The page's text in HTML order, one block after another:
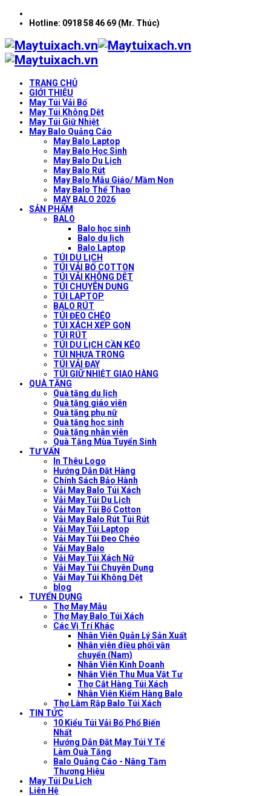
Hotline: 0918 58 46 69 (Mr. Thúc)
TRANG CHỦ
GIỚI THIỆU
May Túi Vải Bố
May Túi Không Dệt
May Túi Giữ Nhiệt
May Balo Quảng Cáo
May Balo Laptop
May Balo Học Sinh
May Balo Du Lịch
May Balo Rút
May Balo Mẫu Giáo/ Mầm Non
May Balo Thể Thao
MAY BALO 2026
SẢN PHẨM
BALO
Balo học sinh
Balo du lịch
Balo Laptop
TÚI DU LỊCH
TÚI VẢI BỐ COTTON
TÚI VẢI KHÔNG DỆT
TÚI CHUYÊN DỤNG
TÚI LAPTOP
BALO RÚT
TÚI ĐEO CHÉO
TÚI XÁCH XẾP GỌN
TÚI RÚT
TÚI DU LỊCH CẦN KÉO
TÚI NHỰA TRONG
TÚI VẢI ĐAY
TÚI GIỮ NHIỆT GIAO HÀNG
QUÀ TẶNG
Quà tặng du lịch
Quà tặng giáo viên
Quà tặng phụ nữ
Quà tặng học sinh
Quà tặng nhân viên
Quà Tặng Mùa Tuyển Sinh
TƯ VẤN
In Thêu Logo
Hướng Dẫn Đặt Hàng
Chính Sách Bảo Hành
Vải May Balo Túi Xách
Vải May Túi Du Lịch
Vải May Túi Bố Cotton
Vải May Balo Rút Túi Rút
Vải May Túi Laptop
Vải May Túi Đeo Chéo
Vải May Balo
Vải May Túi Xách Nữ
Vải May Túi Chuyên Dụng
Vải May Túi Không Dệt
blog
TUYỂN DỤNG
Thợ May Mẫu
Thợ May Balo Túi Xách
Các Vị Trí Khác
Nhân Viên Quản Lý Sản Xuất
Nhân viên điều phối vận
chuyển (Nam)
Nhân Viên Kinh Doanh
Nhân Viên Thu Mua Vật Tư
Thợ Cắt Hàng Túi Xách
Nhân Viên Kiểm Hàng Balo
Thợ Làm Rập Balo Túi Xách
TIN TỨC
10 Kiểu Túi Vải Bố Phổ Biến
Nhất
Hướng Dẫn Đặt May Túi Y Tế
Làm Quà Tặng
Balo Quảng Cáo - Nâng Tầm
Thương Hiệu
May Túi Du Lịch
Liên Hệ